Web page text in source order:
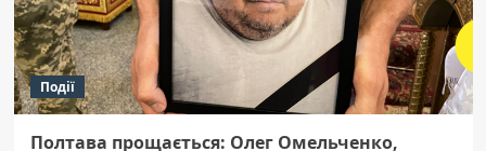
Події
Полтава прощається: Олег Омельченко,